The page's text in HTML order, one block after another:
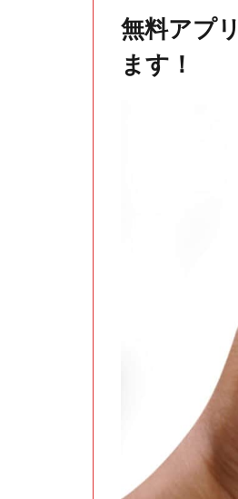
無料アプ
ます！